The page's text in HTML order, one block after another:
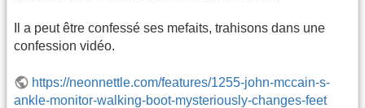
Il a peut être confessé ses mefaits, trahisons dans une
confession vidéo.
https://neonnettle.com/features/1255-john-mccain-s-
ankle-monitor-walking-boot-mysteriously-changes-feet